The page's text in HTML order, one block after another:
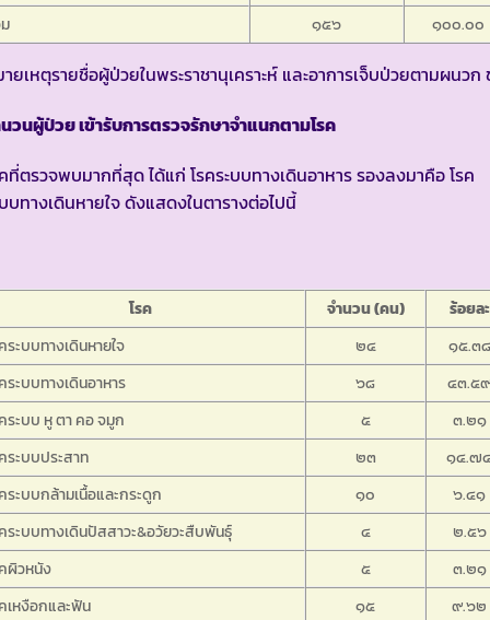
๑๕๖ ๑๐๐.๐๐
ยเหตุรายชื่อผู้ป่วยในพระราชานุเคราะห์ และอาการเจ็บป่วยตามผนวก
วนผู้ป่วย เข้ารับการตรวจรักษาจำแนกตามโรค
ที่ตรวจพบมากที่สุด ได้แก่ โรคระบบทางเดินอาหาร รองลงมาคือ โรค
บทางเดินหายใจ ดังแสดงในตารางต่อไปนี้
โรค จำนวน (คน)
ร้อยละ
ระบบทางเดินหายใจ
๒๔
๑๕.๓๘
ระบบทางเดินอาหาร
๖๘
๔๓.๕
ระบบ หู ตา คอ จมูก
๕
๓.๒๑
ระบบประสาท
๒๓
๑๔.๗
ระบบกล้ามเนื้อและกระดูก
๑๐
๖.๔๑
ระบบทางเดินปัสสาวะ&อวัยวะสืบพันธุ์
๔
๒.๕๖
ผิวหนัง
๕
๓.๒๑
เหงือกและฟัน
๑๕
๙.๖๒